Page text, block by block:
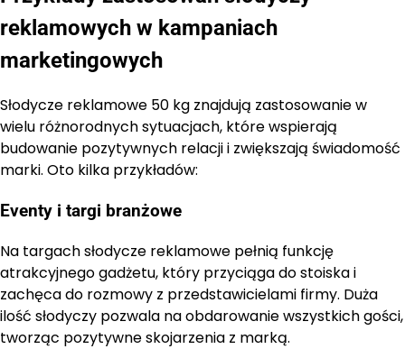
reklamowych w kampaniach
marketingowych
Słodycze reklamowe 50 kg znajdują zastosowanie w
wielu różnorodnych sytuacjach, które wspierają
budowanie pozytywnych relacji i zwiększają świadomość
marki. Oto kilka przykładów:
Eventy i targi branżowe
Na targach słodycze reklamowe pełnią funkcję
atrakcyjnego gadżetu, który przyciąga do stoiska i
zachęca do rozmowy z przedstawicielami firmy. Duża
ilość słodyczy pozwala na obdarowanie wszystkich gości,
tworząc pozytywne skojarzenia z marką.